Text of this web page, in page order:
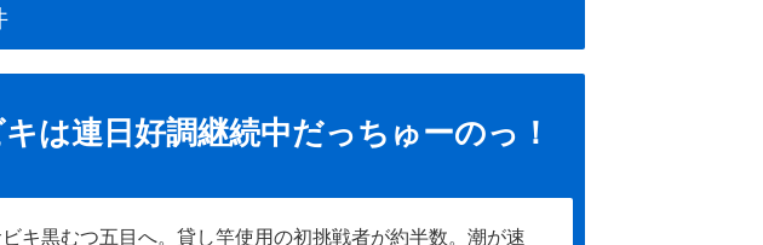
は連日好調継続中だっちゅーのっ！
キ黒むつ五目へ。貸し竿使用の初挑戦者が約半数。潮が速